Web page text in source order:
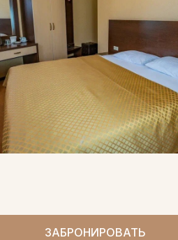
ЗАБРОНИРОВАТЬ